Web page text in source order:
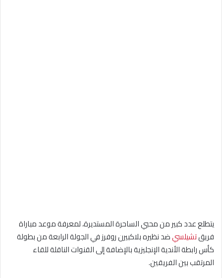
يتطلع عدد كبير من محبي الساحرة المستديرة، لمعرفة موعد مباراة
فريقتشيلسيضد نظيره بلاكبيرن روفرز في الجولة الرابعة من بطولة
كأس رابطة الأندية الإنجليزية بالإضافة إلى القنوات الناقلة للقاء
المرتقب بين الفريقين.